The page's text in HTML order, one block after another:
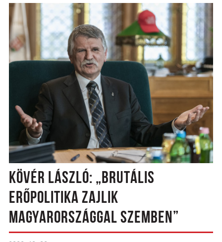
KÖVÉR LÁSZLÓ: „BRUTÁLIS
ERŐPOLITIKA ZAJLIK
MAGYARORSZÁGGAL SZEMBEN”